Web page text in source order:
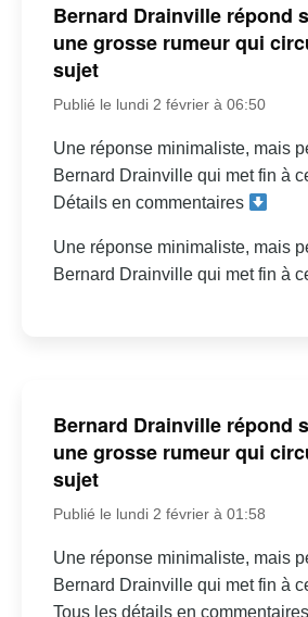
Bernard Drainville répond
une grosse rumeur qui
sujet
Publié le lundi 2 février à 06:50
Une réponse minimaliste, mais
Bernard Drainville qui met fin à
Détails en commentaires
Une réponse minimaliste, mais
Bernard Drainville qui met fin à
Bernard Drainville répond
une grosse rumeur qui
sujet
Publié le lundi 2 février à 01:58
Une réponse minimaliste, mais
Bernard Drainville qui met fin à
Tous les détails en